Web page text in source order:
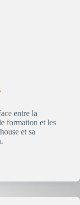
entre la
formation et les
et sa